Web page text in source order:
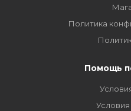
Политика
Помощь
Условия